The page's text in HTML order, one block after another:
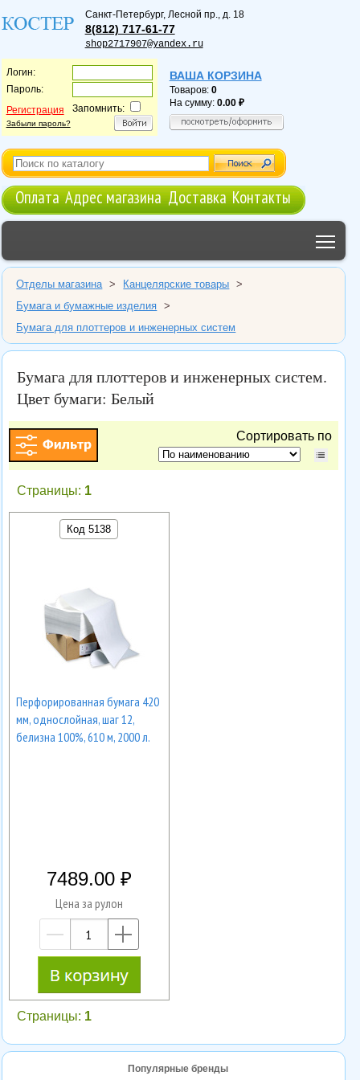
Санкт-Петербург, Лесной пр., д. 18
8(812) 717-61-77
shop2717907@yandex.ru
Логин:
Пароль:
Регистрация
Забыли пароль?
Запомнить:
ВАША КОРЗИНА
Товаров: 0
На сумму: 0.00
Оплата Адрес магазина Доставка Контакты
Отделы магазина > Канцелярские товары
>
Бумага и бумажные изделия
>
Бумага для плоттеров и инженерных систем
Бумага для плоттеров и инженерных систем.
Цвет бумаги: Белый
Сортировать по
Страницы: 1
Код 5138
Перфорированная бумага 420
мм, однослойная, шаг 12,
белизна 100%, 610 м, 2000 л.
7489.00
Цена за рулон
—
Страницы: 1
Популярные бренды